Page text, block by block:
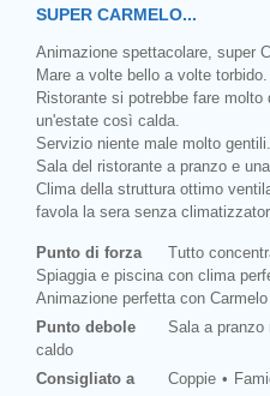
SUPER CARMELO...
Animazione spettacolare, super
Mare a volte bello a volte torbido.
Ristorante si potrebbe fare
un'estate così calda.
Servizio niente male molto gentili.
Sala del ristorante a pranzo e
Clima della struttura ottimo
favola la sera senza
Punto di forza
Tutto
Spiaggia e piscina con clima
Animazione perfetta con
Punto debole
Sala a pranzo
caldo
Consigliato a
Coppie